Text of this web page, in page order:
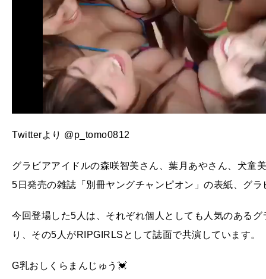
Twitterより @p_tomo0812
グラビアアイドルの森咲智美さん、葉月あやさん、犬
5日発売の雑誌「別冊ヤングチャンピオン」の表紙、グ
今回登場した5人は、それぞれ個人としても人気のある
り、その5人がRIPGIRLSとして誌面で共演しています。
G乳おしくらまんじゅう💓